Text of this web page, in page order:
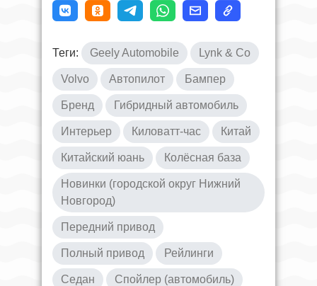
Теги: Geely Automobile Lynk & Co
Volvo Автопилот Бампер
Бренд Гибридный автомобиль
Интерьер Киловатт-час Китай
Китайский юань Колёсная база
Новинки (городской округ Нижний
Новгород)
Передний привод
Полный привод Рейлинги
Седан Спойлер (автомобиль)